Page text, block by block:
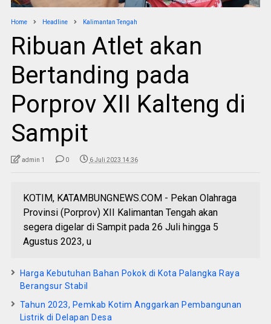
Home Headline Kalimantan Tengah
Ribuan Atlet akan
Bertanding pada
Porprov XII Kalteng di
Sampit
admin 1 0 6 Juli 2023 14:36
KOTIM, KATAMBUNGNEWS.COM - Pekan Olahraga
Provinsi (Porprov) XII Kalimantan Tengah akan
segera digelar di Sampit pada 26 Juli hingga 5
Agustus 2023, u
Harga Kebutuhan Bahan Pokok di Kota Palangka Raya
Berangsur Stabil
Tahun 2023, Pemkab Kotim Anggarkan Pembangunan
Listrik di Delapan Desa